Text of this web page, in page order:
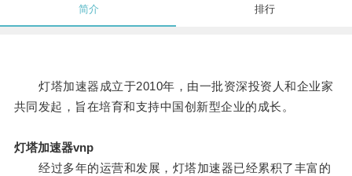
简介 排行
灯塔加速器成立于2010年，由一批资深投资人和企业家
共同发起，旨在培育和支持中国创新型企业的成长。
灯塔加速器vnp
经过多年的运营和发展，灯塔加速器已经累积了丰富的